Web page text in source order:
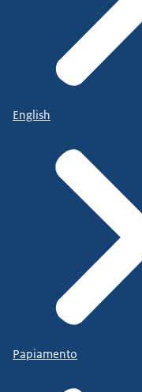
English
Papiamento